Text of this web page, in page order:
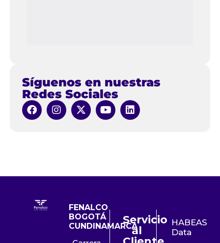
Síguenos en nuestras
Redes Sociales
FENALCO
BOGOTÁ
CUNDINAMARCAServicio
al
HABEAS
Data